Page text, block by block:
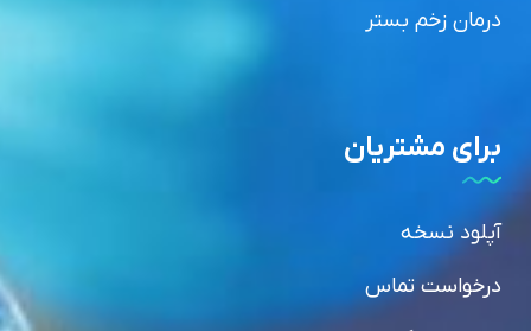
درمان زخم بستر
برای مشتریان
آپلود نسخه
درخواست تماس